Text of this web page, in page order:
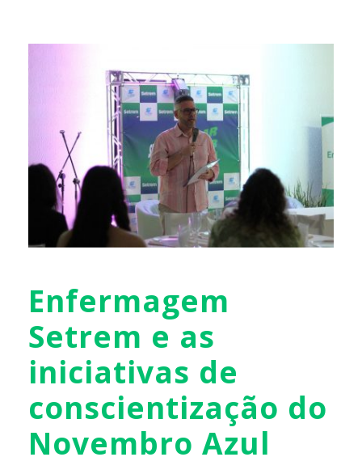
Enfermagem
Setrem e as
iniciativas de
conscientização do
Novembro Azul